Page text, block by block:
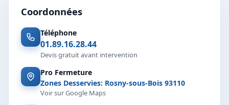
Coordonnées
Téléphone
01.89.16.28.44
Devis gratuit avant intervention
Pro Fermeture
Zones Desservies: Rosny-sous-Bois 93110
Voir sur Google Maps